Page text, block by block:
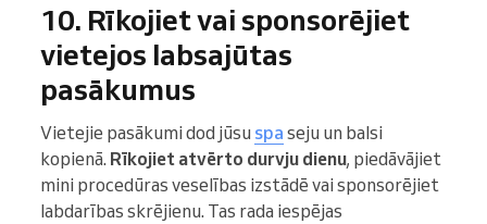
10. Rīkojiet vai sponsorējiet
vietejos labsajūtas
pasākumus
Vietejie pasākumi dod jūsu spa seju un balsi
kopienā. Rīkojiet atvērto durvju dienu, piedāvājiet
mini procedūras veselības izstādē vai sponsorējiet
labdarības skrējienu. Tas rada iespējas